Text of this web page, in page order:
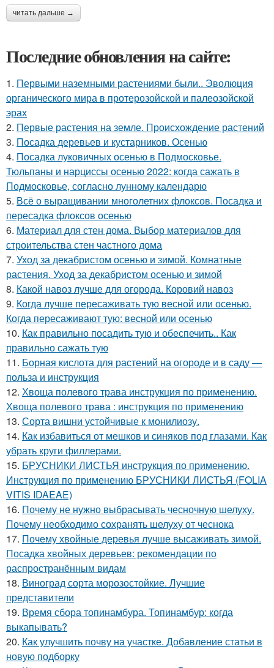
читать дальше →
Последние обновления на сайте:
1. Первыми наземными растениями были.. Эволюция
органического мира в протерозойской и палеозойской
эрах
2. Первые растения на земле. Происхождение растений
3. Посадка деревьев и кустарников. Осенью
4. Посадка луковичных осенью в Подмосковье.
Тюльпаны и нарциссы осенью 2022: когда сажать в
Подмосковье, согласно лунному календарю
5. Всё о выращивании многолетних флоксов. Посадка и
пересадка флоксов осенью
6. Материал для стен дома. Выбор материалов для
строительства стен частного дома
7. Уход за декабристом осенью и зимой. Комнатные
растения. Уход за декабристом осенью и зимой
8. Какой навоз лучше для огорода. Коровий навоз
9. Когда лучше пересаживать тую весной или осенью.
Когда пересаживают тую: весной или осенью
10. Как правильно посадить тую и обеспечить.. Как
правильно сажать тую
11. Борная кислота для растений на огороде и в саду —
польза и инструкция
12. Хвоща полевого трава инструкция по применению.
Хвоща полевого трава : инструкция по применению
13. Сорта вишни устойчивые к монилиозу.
14. Как избавиться от мешков и синяков под глазами. Как
убрать круги филлерами.
15. БРУСНИКИ ЛИСТЬЯ инструкция по применению.
Инструкция по применению БРУСНИКИ ЛИСТЬЯ (FOLIA
VITIS IDAEAE)
16. Почему не нужно выбрасывать чесночную шелуху.
Почему необходимо сохранять шелуху от чеснока
17. Почему хвойные деревья лучше высаживать зимой.
Посадка хвойных деревьев: рекомендации по
распространённым видам
18. Виноград сорта морозостойкие. Лучшие
представители
19. Время сбора топинамбура. Топинамбур: когда
выкапывать?
20. Как улучшить почву на участке. Добавление статьи в
новую подборку